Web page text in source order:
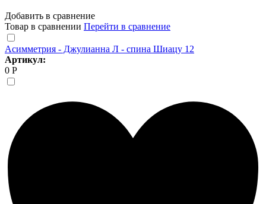
Добавить в сравнение
Товар в сравнении Перейти в сравнение
Асимметрия - Джулианна Л - спина Шиацу 12
Артикул:
0 Р